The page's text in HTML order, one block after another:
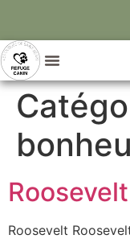
Roosevelt
Roosevelt